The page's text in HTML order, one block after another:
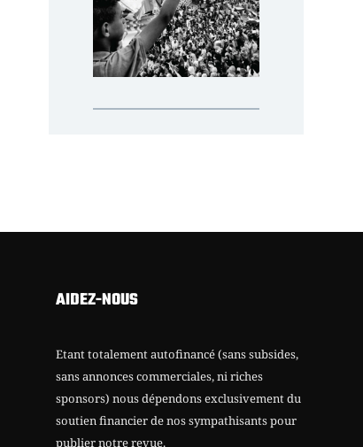
AIDEZ-NOUS
Etant totalement autofinancé (sans subsides,
sans annonces commerciales, ni riches
sponsors) nous dépendons exclusivement du
soutien financier de nos sympathisants pour
publier notre revue.